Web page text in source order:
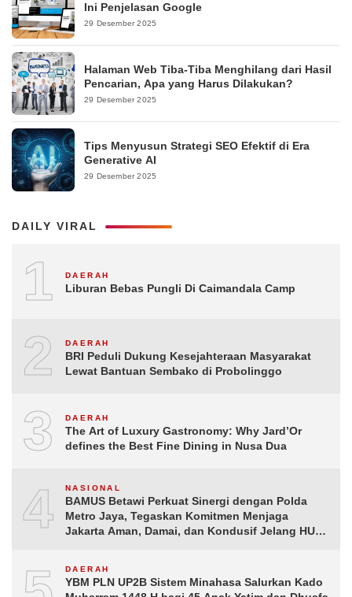
Ini Penjelasan Google
29 Desember 2025
Halaman Web Tiba-Tiba Menghilang dari Hasil
Pencarian, Apa yang Harus Dilakukan?
29 Desember 2025
Tips Menyusun Strategi SEO Efektif di Era
Generative AI
29 Desember 2025
DAILY VIRAL
1 DAERAH
Liburan Bebas Pungli Di Caimandala Camp
2 DAERAH
BRI Peduli Dukung Kesejahteraan Masyarakat
Lewat Bantuan Sembako di Probolinggo
3 DAERAH
The Art of Luxury Gastronomy: Why Jard’Or
defines the Best Fine Dining in Nusa Dua
4 NASIONAL
BAMUS Betawi Perkuat Sinergi dengan Polda
Metro Jaya, Tegaskan Komitmen Menjaga
Jakarta Aman, Damai, dan Kondusif Jelang HUT
DAERAH
YBM PLN UP2B Sistem Minahasa Salurkan Kado